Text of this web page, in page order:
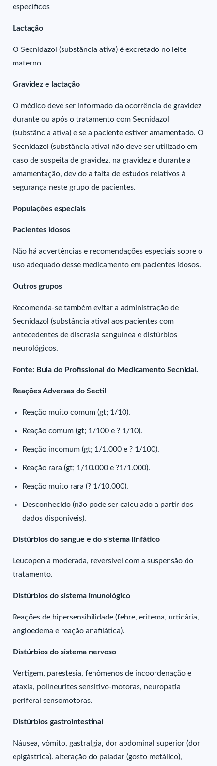
específicos
Lactação
O Secnidazol (substância ativa) é excretado no leite
materno.
Gravidez e lactação
O médico deve ser informado da ocorrência de gravidez
durante ou após o tratamento com Secnidazol
(substância ativa) e se a paciente estiver amamentado. O
Secnidazol (substância ativa) não deve ser utilizado em
caso de suspeita de gravidez, na gravidez e durante a
amamentação, devido a falta de estudos relativos à
segurança neste grupo de pacientes.
Populações especiais
Pacientes idosos
Não há advertências e recomendações especiais sobre o
uso adequado desse medicamento em pacientes idosos.
Outros grupos
Recomenda-se também evitar a administração de
Secnidazol (substância ativa) aos pacientes com
antecedentes de discrasia sanguínea e distúrbios
neurológicos.
Fonte: Bula do Profissional do Medicamento Secnidal.
Reações Adversas do Sectil
Reação muito comum (gt; 1/10).
Reação comum (gt; 1/100 e ? 1/10).
Reação incomum (gt; 1/1.000 e ? 1/100).
Reação rara (gt; 1/10.000 e ?1/1.000).
Reação muito rara (? 1/10.000).
Desconhecido (não pode ser calculado a partir dos
dados disponíveis).
Distúrbios do sangue e do sistema linfático
Leucopenia moderada, reversível com a suspensão do
tratamento.
Distúrbios do sistema imunológico
Reações de hipersensibilidade (febre, eritema, urticária,
angioedema e reação anafilática).
Distúrbios do sistema nervoso
Vertigem, parestesia, fenômenos de incoordenação e
ataxia, polineurites sensitivo-motoras, neuropatia
periferal sensomotoras.
Distúrbios gastrointestinal
Náusea, vômito, gastralgia, dor abdominal superior (dor
epigástrica). alteração do paladar (gosto metálico),